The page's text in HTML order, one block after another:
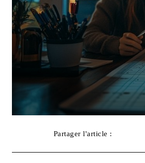
Partager l'article :